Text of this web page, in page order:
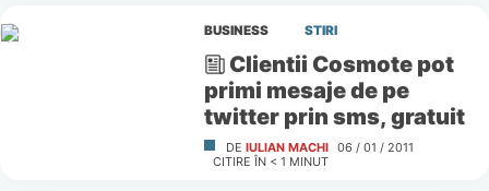
BUSINESS STIRI
Clientii Cosmote pot
primi mesaje de pe
twitter prin sms, gratuit
DE IULIAN MACHI 06 / 01 / 2011
CITIRE ÎN < 1 MINUT